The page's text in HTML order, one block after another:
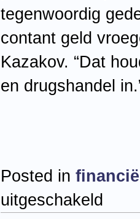
tegenwoordig
contant geld
Kazakov. “Dat
en drugshandel
Posted in
uitgeschakeld
slaan